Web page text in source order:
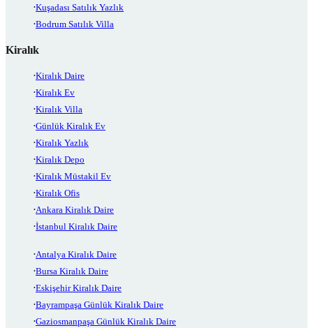
Kuşadası Satılık Yazlık
Bodrum Satılık Villa
Kiralık
Kiralık Daire
Kiralık Ev
Kiralık Villa
Günlük Kiralık Ev
Kiralık Yazlık
Kiralık Depo
Kiralık Müstakil Ev
Kiralık Ofis
Ankara Kiralık Daire
İstanbul Kiralık Daire
Antalya Kiralık Daire
Bursa Kiralık Daire
Eskişehir Kiralık Daire
Bayrampaşa Günlük Kiralık Daire
Gaziosmanpaşa Günlük Kiralık Daire